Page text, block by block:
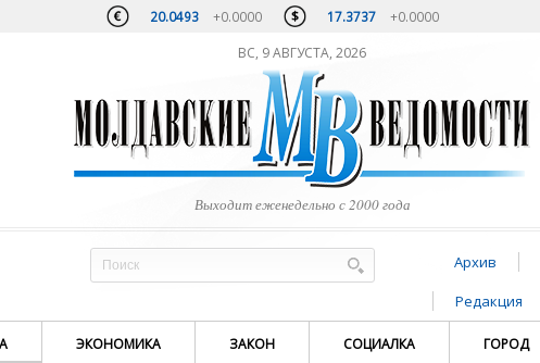
20.0493 +0.0000 17.3737 +0.0000
ВС, 9 АВГУСТА, 2026
Выходит еженедельно с 2000 года
Архив
Редакция
ЭКОНОМИКА ЗАКОН СОЦИАЛКА ГОРОД